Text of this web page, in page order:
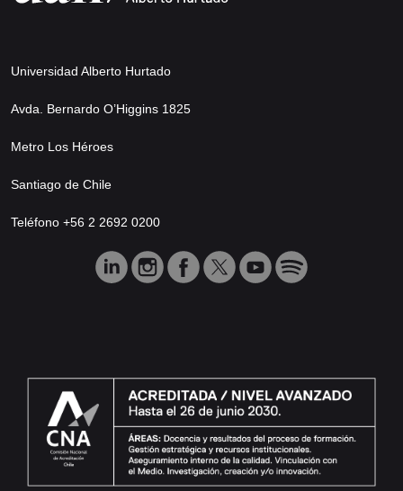
Universidad Alberto Hurtado
Avda. Bernardo O’Higgins 1825
Metro Los Héroes
Santiago de Chile
Teléfono +56 2 2692 0200